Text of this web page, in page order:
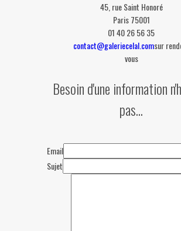
45, rue Saint Honoré
Paris 75001
01 40 26 56 35
contact@galeriecelal.comsur
vous
correctly.
Do you own this website?
Besoin d'une information
pas...
Email
Sujet